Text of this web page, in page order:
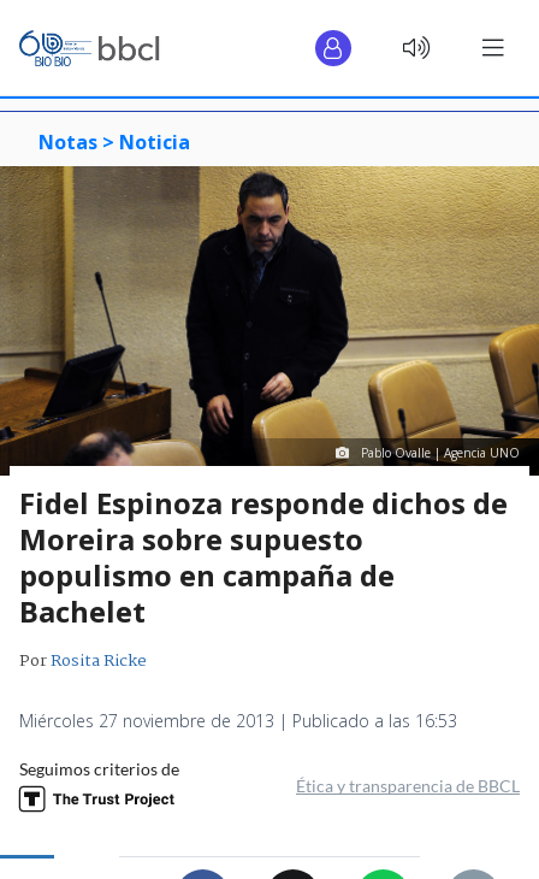
Notas > Noticia
Pablo Ovalle | Agencia UNO
Fidel Espinoza responde dichos de
Moreira sobre supuesto
populismo en campaña de
Bachelet
PorRosita Ricke
Miércoles 27 noviembre de 2013 | Publicado a las 16:53
Seguimos criterios de
Ética y transparencia de BBCL